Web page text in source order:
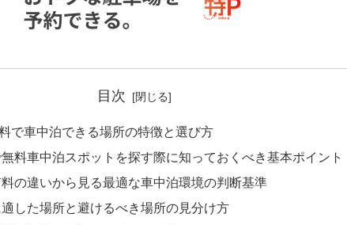
目次
で車中泊できる場所の特徴と選び方
料車中泊スポットを探す際に知っておくべき基本ポイント
の違いから見る最適な車中泊環境の判断基準
した場所と避けるべき場所の見分け方